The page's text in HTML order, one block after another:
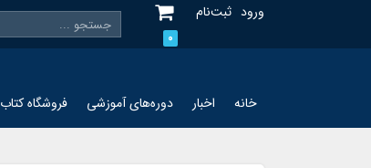
ورود ثبت‌نام
0
خانه اخبار دوره‌های آموزشی فروشگاه کتاب